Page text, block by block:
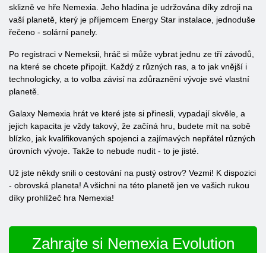
sklizně ve hře Nemexia. Jeho hladina je udržována díky zdroji na
vaší planetě, který je příjemcem Energy Star instalace, jednoduše
řečeno - solární panely.
Po registraci v Nemeksii, hráč si může vybrat jednu ze tří závodů,
na které se chcete připojit. Každý z různých ras, a to jak vnější i
technologicky, a to volba závisí na zdůraznění vývoje své vlastní
planetě.
Galaxy Nemexia hrát ve které jste si přinesli, vypadají skvěle, a
jejich kapacita je vždy takový, že začíná hru, budete mít na sobě
blízko, jak kvalifikovaných spojenci a zajímavých nepřátel různých
úrovních vývoje. Takže to nebude nudit - to je jisté.
Už jste někdy snili o cestování na pustý ostrov? Vezmi! K dispozici
- obrovská planeta! A všichni na této planetě jen ve vašich rukou
díky prohlížeč hra Nemexia!
Zahrajte si Nemexia Evolution